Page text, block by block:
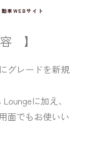
車WEBサイト
】
グレードを新規
に加え、
面でもお使いい